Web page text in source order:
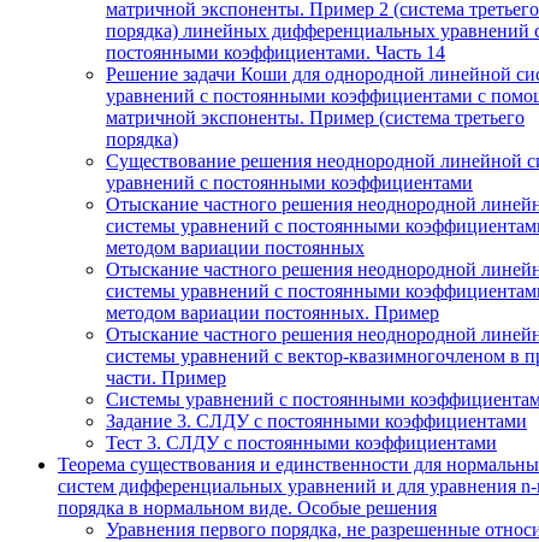
матричной экспоненты. Пример 2 (система третьего
порядка) линейных дифференциальных уравнений
постоянными коэффициентами. Часть 14
Решение задачи Коши для однородной линейной
уравнений с постоянными коэффициентами с
матричной экспоненты. Пример (система третьего
порядка)
Существование решения неоднородной линейной
уравнений с постоянными коэффициентами
Отыскание частного решения неоднородной
системы уравнений с постоянными
методом вариации постоянных
Отыскание частного решения неоднородной
системы уравнений с постоянными
методом вариации постоянных. Пример
Отыскание частного решения неоднородной
системы уравнений с вектор-квазимногочленом в
части. Пример
Системы уравнений с постоянными
Задание 3. СЛДУ с постоянными коэффициентами
Тест 3. СЛДУ с постоянными коэффициентами
Теорема существования и единственности для
систем дифференциальных уравнений и для уравнения n-
порядка в нормальном виде. Особые решения
Уравнения первого порядка, не разрешенные